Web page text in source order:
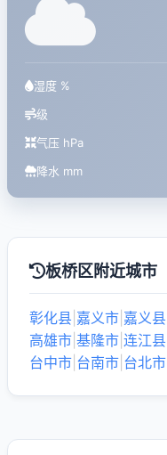
湿度 %
级
气压 hPa
降水 mm
板桥区附近城市
彰化县 嘉义市 嘉义县
高雄市 基隆市 连江县
台中市 台南市 台北市